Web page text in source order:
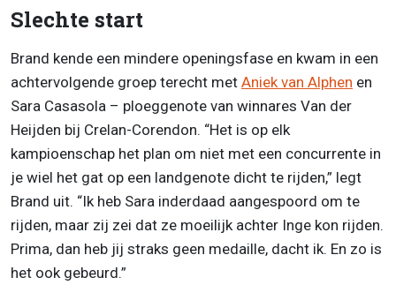
Slechte start
Brand kende een mindere openingsfase en kwam in een
achtervolgende groep terecht met Aniek van Alphen en
Sara Casasola – ploeggenote van winnares Van der
Heijden bij Crelan-Corendon. “Het is op elk
kampioenschap het plan om niet met een concurrente in
je wiel het gat op een landgenote dicht te rijden,” legt
Brand uit. “Ik heb Sara inderdaad aangespoord om te
rijden, maar zij zei dat ze moeilijk achter Inge kon rijden.
Prima, dan heb jij straks geen medaille, dacht ik. En zo is
het ook gebeurd.”